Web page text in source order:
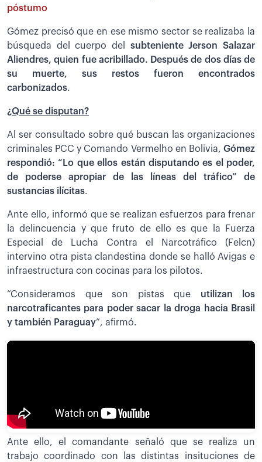
póstumo
Gómez precisó que en ese mismo sector se realizaba la
búsqueda del cuerpo del subteniente Jerson Salazar
Aliendres, quien fue acribillado. Después de dos días de
su muerte, sus restos fueron encontrados
carbonizados.
¿Qué se disputan?
Al ser consultado sobre qué buscan las organizaciones
criminales PCC y Comando Vermelho en Bolivia, Gómez
respondió: “Lo que ellos están disputando es el poder,
de poderse apropiar de las líneas del tráfico” de
sustancias ilícitas.
Ante ello, informó que se realizan esfuerzos para frenar
la delincuencia y que fruto de ello es que la Fuerza
Especial de Lucha Contra el Narcotráfico (Felcn)
intervino otra pista clandestina donde se halló Avigas e
infraestructura con cocinas para los pilotos.
“Consideramos que son pistas que utilizan los
narcotraficantes para poder sacar la droga hacia Brasil
y también Paraguay”, afirmó.
Ante ello, el comandante señaló que se realiza un
trabajo coordinado con las distintas insituciones de